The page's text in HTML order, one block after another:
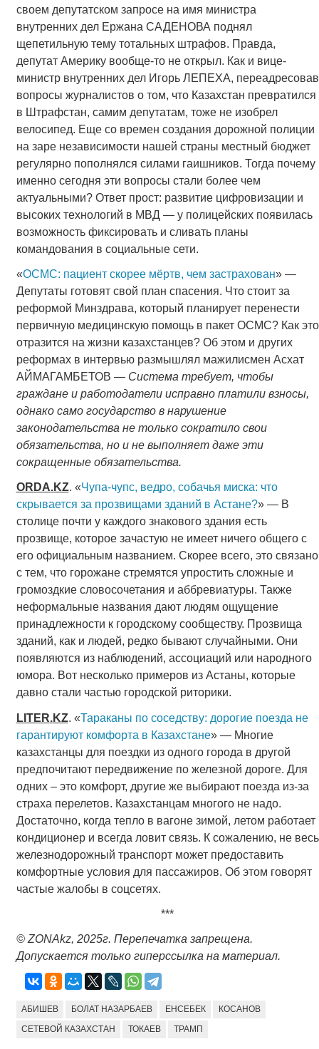
своем депутатском запросе на имя министра
внутренних дел Ержана САДЕНОВА поднял
щепетильную тему тотальных штрафов. Правда,
депутат Америку вообще-то не открыл. Как и вице-
министр внутренних дел Игорь ЛЕПЕХА, переадресовав
вопросы журналистов о том, что Казахстан превратился
в Штрафстан, самим депутатам, тоже не изобрел
велосипед. Еще со времен создания дорожной полиции
на заре независимости нашей страны местный бюджет
регулярно пополнялся силами гаишников. Тогда почему
именно сегодня эти вопросы стали более чем
актуальными? Ответ прост: развитие цифровизации и
высоких технологий в МВД — у полицейских появилась
возможность фиксировать и сливать планы
командования в социальные сети.
«ОСМС: пациент скорее мёртв, чем застрахован» —
Депутаты готовят свой план спасения. Что стоит за
реформой Минздрава, который планирует перенести
первичную медицинскую помощь в пакет ОСМС? Как это
отразится на жизни казахстанцев? Об этом и других
реформах в интервью размышлял мажилисмен Асхат
АЙМАГАМБЕТОВ — Система требует, чтобы
граждане и работодатели исправно платили взносы,
однако само государство в нарушение
законодательства не только сократило свои
обязательства, но и не выполняет даже эти
сокращенные обязательства.
ORDA.KZ. «Чупа-чупс, ведро, собачья миска: что
скрывается за прозвищами зданий в Астане?» — В
столице почти у каждого знакового здания есть
прозвище, которое зачастую не имеет ничего общего с
его официальным названием. Скорее всего, это связано
с тем, что горожане стремятся упростить сложные и
громоздкие словосочетания и аббревиатуры. Также
неформальные названия дают людям ощущение
принадлежности к городскому сообществу. Прозвища
зданий, как и людей, редко бывают случайными. Они
появляются из наблюдений, ассоциаций или народного
юмора. Вот несколько примеров из Астаны, которые
давно стали частью городской риторики.
LITER.KZ. «Тараканы по соседству: дорогие поезда не
гарантируют комфорта в Казахстане» — Многие
казахстанцы для поездки из одного города в другой
предпочитают передвижение по железной дороге. Для
одних – это комфорт, другие же выбирают поезда из-за
страха перелетов. Казахстанцам многого не надо.
Достаточно, когда тепло в вагоне зимой, летом работает
кондиционер и всегда ловит связь. К сожалению, не весь
железнодорожный транспорт может предоставить
комфортные условия для пассажиров. Об этом говорят
частые жалобы в соцсетях.
***
© ZONAkz, 2025г. Перепечатка запрещена.
Допускается только гиперссылка на материал.
АБИШЕВ БОЛАТ НАЗАРБАЕВ ЕНСЕБЕК КОСАНОВ
СЕТЕВОЙ КАЗАХСТАН ТОКАЕВ ТРАМП